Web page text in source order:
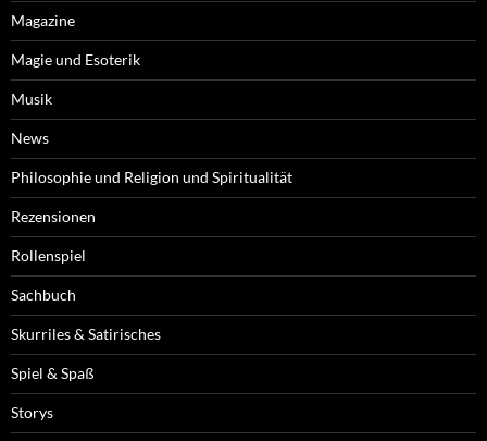
Magazine
Magie und Esoterik
Musik
News
Philosophie und Religion und Spiritualität
Rezensionen
Rollenspiel
Sachbuch
Skurriles & Satirisches
Spiel & Spaß
Storys